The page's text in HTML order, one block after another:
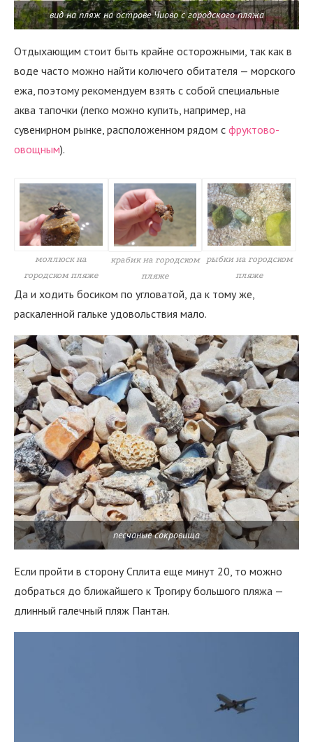
вид на пляж на острове Чиово с городского пляжа
Отдыхающим стоит быть крайне осторожными, так как в
воде часто можно найти колючего обитателя — морского
ежа, поэтому рекомендуем взять с собой специальные
аква тапочки (легко можно купить, например, на
сувенирном рынке, расположенном рядом с фруктово-
овощным).
моллюск на
городском пляже
крабик на городском
пляже
рыбки на городском
пляже
Да и ходить босиком по угловатой, да к тому же,
раскаленной гальке удовольствия мало.
песчаные сокровища
Если пройти в сторону Сплита еще минут 20, то можно
добраться до ближайшего к Трогиру большого пляжа —
длинный галечный пляж Пантан.